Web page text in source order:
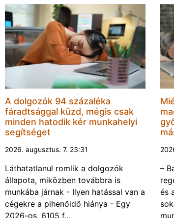
A dolgozók 94 százaléka
fáradtsággal küzd, mégis csak
minden hatodik kér munkahelyi
segítséget
2026. augusztus. 7. 23:31
Láthatatlanul romlik a dolgozók
állapota, miközben továbbra is
munkába járnak - Ilyen hatással van a
cégekre a pihenőidő hiánya - Egy
2026-os, 6105 f…
–
és